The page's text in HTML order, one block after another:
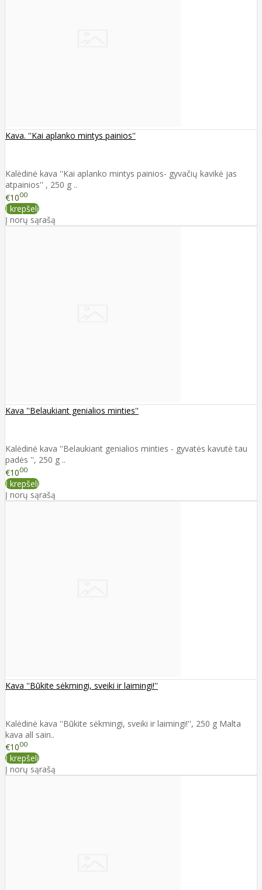
Kava. ''Kai aplanko mintys painios''
Kalėdinė kava ''Kai aplanko mintys painios- gyvačių kavikė jas
atpainios'' , 250 g ..
€1000
Į krepšelį
Į norų sąrašą
Kava ''Belaukiant genialios minties''
Kalėdinė kava ''Belaukiant genialios minties - gyvatės kavutė tau
padės '', 250 g ..
€1000
Į krepšelį
Į norų sąrašą
Kava ''Būkite sėkmingi, sveiki ir laimingi!''
Kalėdinė kava ''Būkite sėkmingi, sveiki ir laimingi!'', 250 g Malta
kava all sain..
€1000
Į krepšelį
Į norų sąrašą